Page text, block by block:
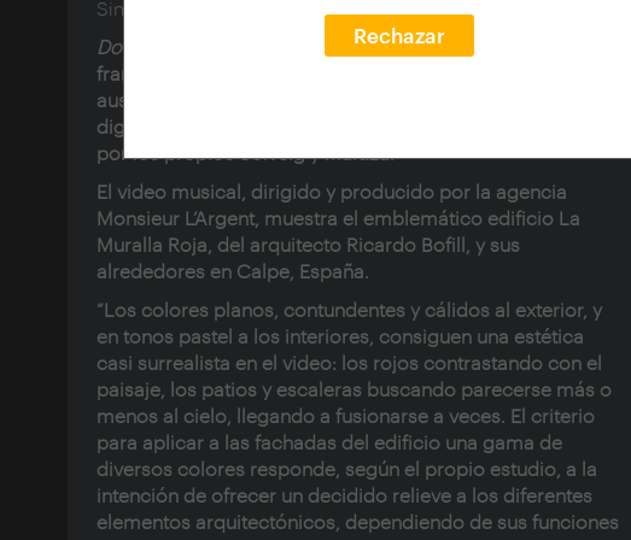
Rechazar
Sinopsis:
Do It Right
es una canción del DJ y productor de discos
francés Martin Solveig con la voz de la cantante y rapera
australiana Tkay Maidza. Fue lanzada como descarga
digital en Francia en mayo de 2016. La canción fue escrita
por los propios Solveig y Maidza.
El video musical, dirigido y producido por la agencia
Monsieur L’Argent, muestra el emblemático edificio La
Muralla Roja del arquitecto Ricardo Bofill, y sus
alrededores en Calpe, España.
“Los colores planos, contundentes y cálidos al exterior, y
en tonos pastel a los interiores, consiguen una estética
casi surrealista en el video: los rojos contrastando con el
paisaje, los patios y escaleras buscando parecerse más o
menos al cielo, llegando a fusionarse a veces. El criterio
para aplicar a las fachadas del edificio una gama de
diversos colores responde, según el propio estudio, a la
intención de ofrecer un decidido relieve a los diferentes
elementos arquitectónicos, dependiendo de sus funciones